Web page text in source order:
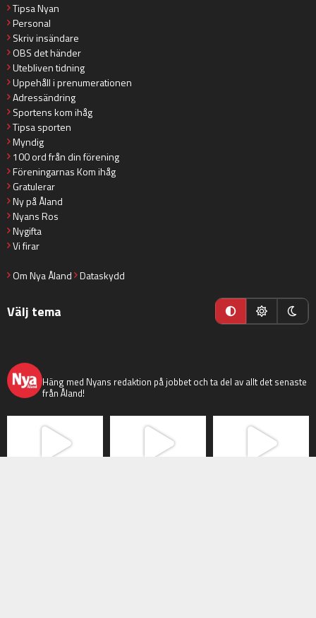
Tipsa Nyan
Personal
Skriv insändare
OBS det händer
Utebliven tidning
Uppehåll i prenumerationen
Adressändring
Sportens kom ihåg
Tipsa sporten
Myndig
100 ord från din förening
Föreningarnas Kom ihåg
Gratulerar
Ny på Åland
Nyans Ros
Nygifta
Vi firar
Om Nya Åland Dataskydd
Välj tema
Häng med Nyans redaktion på jobbet och ta del av allt det senaste
från Åland!